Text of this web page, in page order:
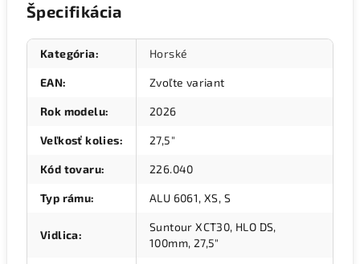
Špecifikácia
Kategória: Horské
EAN: Zvoľte variant
Rok modelu: 2026
Veľkosť kolies: 27,5"
Kód tovaru: 226.040
Typ rámu: ALU 6061, XS, S
Vidlica:
Suntour XCT30, HLO DS,
100mm, 27,5"